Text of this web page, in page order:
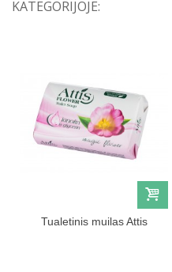
KATEGORIJOJE:
Tualetinis muilas Attis